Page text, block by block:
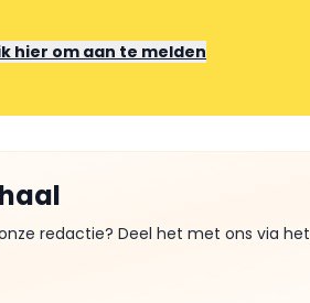
hier om aan te melden
redactie? Deel het met ons via het